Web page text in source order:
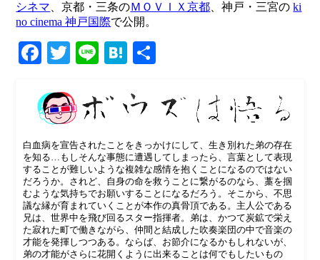
シネマ、京都・三条のＭＯＶＩＸ京都、神戸・三宮のki
no cinema 神戸国際で公開。
Facebook
TwitterLineHatena
白血病を宣告されたことをきっかけにして、生き別れた弟の存在
を知る…もしそんな事態に遭遇してしまったら、言葉として表現
することが難しいような複雑な感情を抱くことになるのではない
だろうか。されど、自身の命を救うことに繋がるのなら、藁を掴
むような気持ちでお願いすることになるだろう。そこから、不思
議な縁が育まれていくことが本作の真骨頂である。主人公である
兄は、世界中を飛び回るスター指揮者。弟は、かつて炭鉱で栄え
た寂れた町で働きながら、仲間と結成した吹奏楽団の中で音楽の
才能を発揮しつつある。ならば、お節介になるかもしれないが、
弟の才能がさらに花開くように出来ることは何でもしたいもの